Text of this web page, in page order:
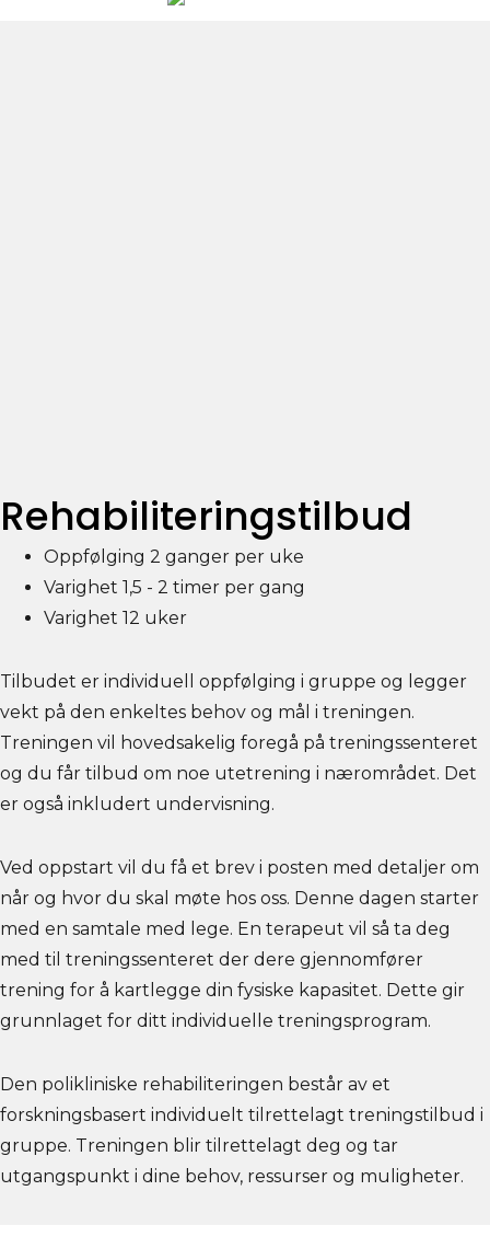
Rehabiliteringstilbud
Oppfølging 2 ganger per uke
Varighet 1,5 - 2 timer per gang
Varighet 12 uker
Tilbudet er individuell oppfølging i gruppe og legger
vekt på den enkeltes behov og mål i treningen.
Treningen vil hovedsakelig foregå på treningssenteret
og du får tilbud om noe utetrening i nærområdet. Det
er også inkludert undervisning.
Ved oppstart vil du få et brev i posten med detaljer om
når og hvor du skal møte hos oss. Denne dagen starter
med en samtale med lege. En terapeut vil så ta deg
med til treningssenteret der dere gjennomfører
trening for å kartlegge din fysiske kapasitet. Dette gir
grunnlaget for ditt individuelle treningsprogram.
Den polikliniske rehabiliteringen består av et
forskningsbasert individuelt tilrettelagt treningstilbud i
gruppe. Treningen blir tilrettelagt deg og tar
utgangspunkt i dine behov, ressurser og muligheter.